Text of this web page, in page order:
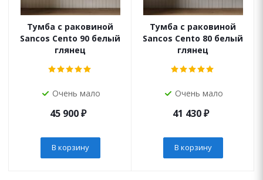
Тумба с раковиной
Sancos Cento 90 белый
глянец
Очень мало
45 900₽
В корзину
Тумба с раковиной
Sancos Cento 80 белый
глянец
Очень мало
41 430₽
В корзину